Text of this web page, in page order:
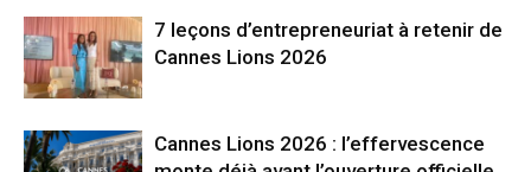
7 leçons d’entrepreneuriat à retenir de
Cannes Lions 2026
Cannes Lions 2026 : l’effervescence